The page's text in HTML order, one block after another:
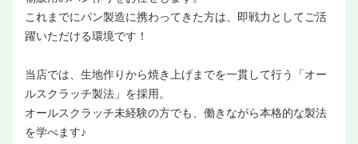
これまでにパン製造に携わってきた方は、即戦力としてご活
躍いただける環境です！
当店では、生地作りから焼き上げまでを一貫して行う「オー
ルスクラッチ製法」を採用。
オールスクラッチ未経験の方でも、働きながら本格的な製法
を学べます♪